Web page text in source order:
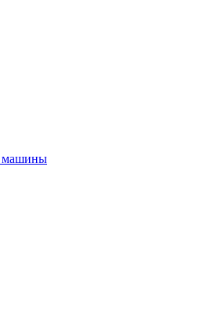
машины